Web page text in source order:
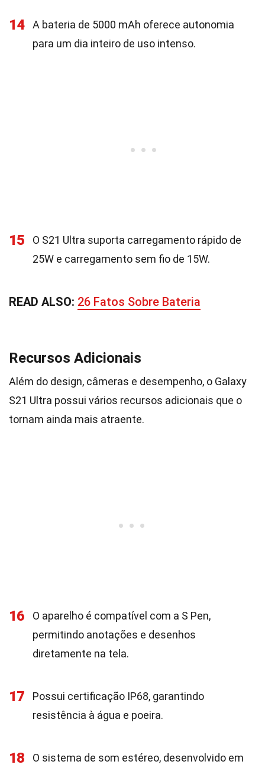
14
A bateria de 5000 mAh oferece autonomia
para um dia inteiro de uso intenso.
15
O S21 Ultra suporta carregamento rápido de
25W e carregamento sem fio de 15W.
READ ALSO: 26 Fatos Sobre Bateria
Recursos Adicionais
Além do design, câmeras e desempenho, o Galaxy
S21 Ultra possui vários recursos adicionais que o
tornam ainda mais atraente.
16
O aparelho é compatível com a S Pen,
permitindo anotações e desenhos
diretamente na tela.
17
Possui certificação IP68, garantindo
resistência à água e poeira.
18
O sistema de som estéreo, desenvolvido em